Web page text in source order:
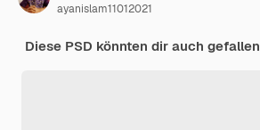
ayanislam11012021
Diese PSD könnten dir auch gefallen